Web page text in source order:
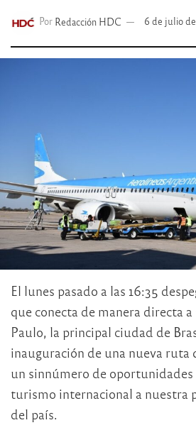
Por Redacción HDC 6 de julio
El lunes pasado a las 16:35
que conecta de manera directa a
Paulo, la principal ciudad de
inauguración de una nueva ruta
un sinnúmero de oportunidades
turismo internacional a nuestra
del país.